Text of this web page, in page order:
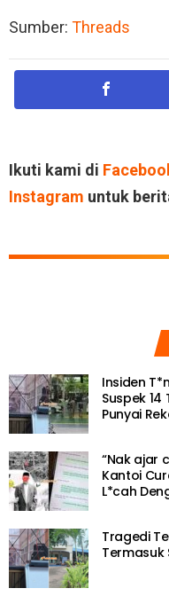
Sumber: Threads
Ikuti kami di
Instagram untuk
Insiden
Suspek 14
Punyai
“Nak ajar
Kantoi
L*cah
Tragedi
Termasuk